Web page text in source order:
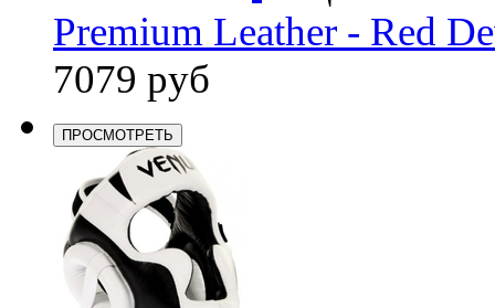
Premium Leather - Red
7079 руб
ПРОСМОТРЕТЬ